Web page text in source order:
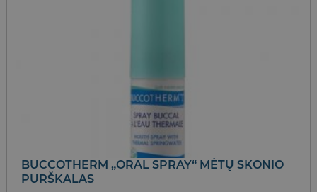
BUCCOTHERM „ORAL SPRAY“ MĖTŲ SKONIO
PURŠKALAS